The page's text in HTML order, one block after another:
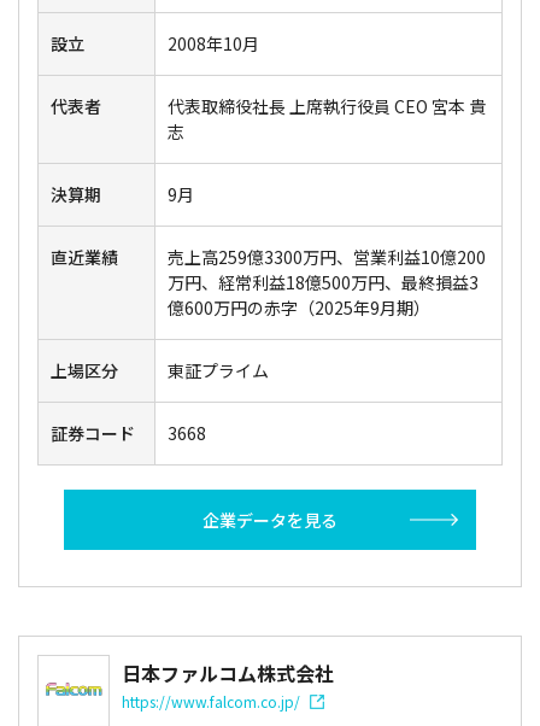
設立 2008年10月
代表者
代表取締役社長 上席執行役員 CEO 宮本 貴
志
決算期 9月
直近業績
売上高259億3300万円、営業利益10億200
万円、経常利益18億500万円、最終損益3
億600万円の赤字（2025年9月期）
上場区分 東証プライム
証券コード 3668
企業データを見る
日本ファルコム株式会社
https://www.falcom.co.jp/